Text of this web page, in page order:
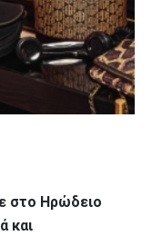
στο Ηρώδειο
και